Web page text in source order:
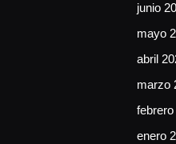
junio
mayo
abril
marzo
enero